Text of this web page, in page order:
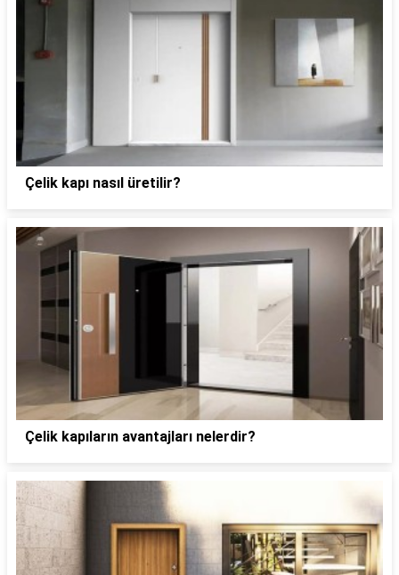
Çelik kapı nasıl üretilir?
Çelik kapıların avantajları nelerdir?